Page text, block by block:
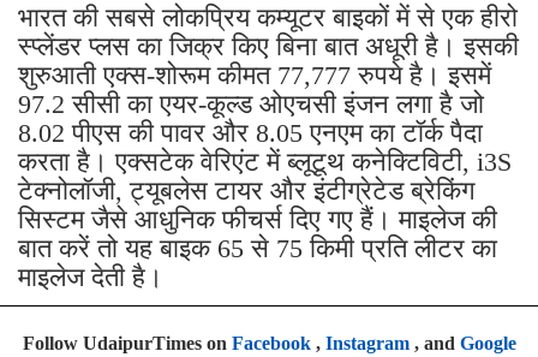
भारत की सबसे लोकप्रिय कम्यूटर बाइकों में से एक हीरो
स्प्लेंडर प्लस का जिक्र किए बिना बात अधूरी है। इसकी
शुरुआती एक्स-शोरूम कीमत 77,777 रुपये है। इसमें
97.2 सीसी का एयर-कूल्ड ओएचसी इंजन लगा है जो
8.02 पीएस की पावर और 8.05 एनएम का टॉर्क पैदा
करता है। एक्सटेक वेरिएंट में ब्लूटूथ कनेक्टिविटी, i3S
टेक्नोलॉजी, ट्यूबलेस टायर और इंटीग्रेटेड ब्रेकिंग
सिस्टम जैसे आधुनिक फीचर्स दिए गए हैं। माइलेज की
बात करें तो यह बाइक 65 से 75 किमी प्रति लीटर का
माइलेज देती है।
Follow UdaipurTimes on Facebook, Instagram, and Google